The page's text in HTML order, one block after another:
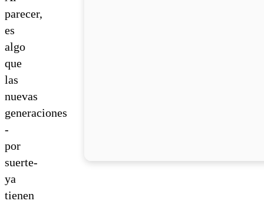
parecer,
es
algo
que
las
nuevas
generaciones
-
por
suerte-
ya
tienen